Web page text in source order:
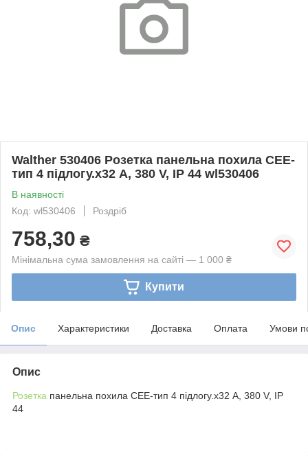
Walther 530406 Розетка панельна похила СЕЕ-
тип 4 підлогу.х32 А, 380 V, IP 44 wl530406
В наявності
Код: wl530406
Роздріб
758,30 ₴
Мінімальна сума замовлення на сайті — 1 000 ₴
Купити
Опис Характеристики Доставка Оплата Умови
Опис
Розетка панельна похила СЕЕ-тип 4 підлогу.х32 А, 380 V, IP
44